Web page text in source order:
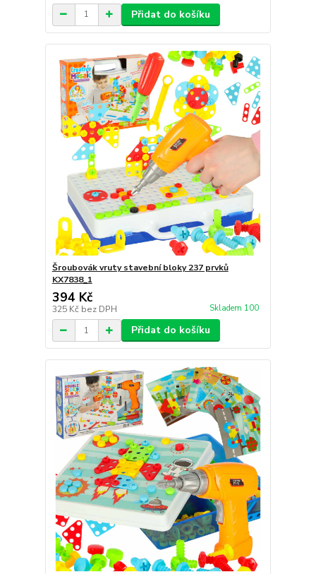
Přidat do košíku
Šroubovák vruty stavební bloky 237 prvků
KX7838_1
394 Kč
325 Kč bez DPH Skladem 100
Přidat do košíku